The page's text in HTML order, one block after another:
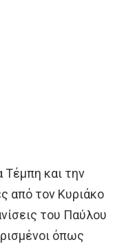
Τέμπη και την
από τον Κυριάκο
του Παύλου
όπως